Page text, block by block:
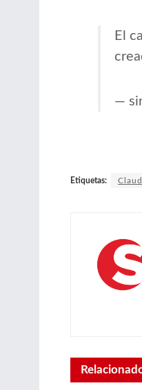
El
—
Etiquetas: